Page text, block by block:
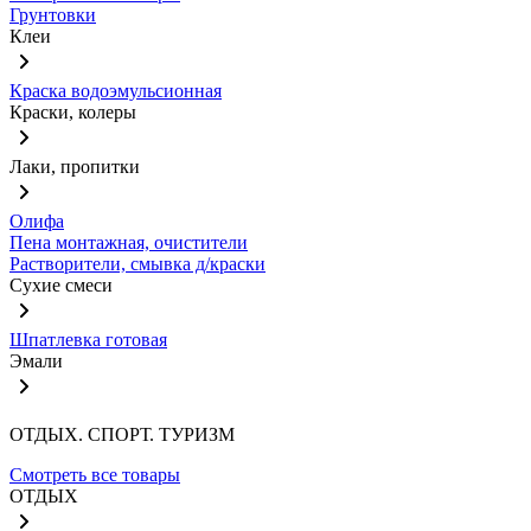
Грунтовки
Клеи
Краска водоэмульсионная
Краски, колеры
Лаки, пропитки
Олифа
Пена монтажная, очистители
Растворители, смывка д/краски
Сухие смеси
Шпатлевка готовая
Эмали
ОТДЫХ. СПОРТ. ТУРИЗМ
Смотреть все товары
ОТДЫХ